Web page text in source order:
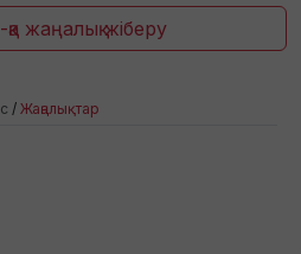
жаңалық жіберу
/ Жаңалықтар